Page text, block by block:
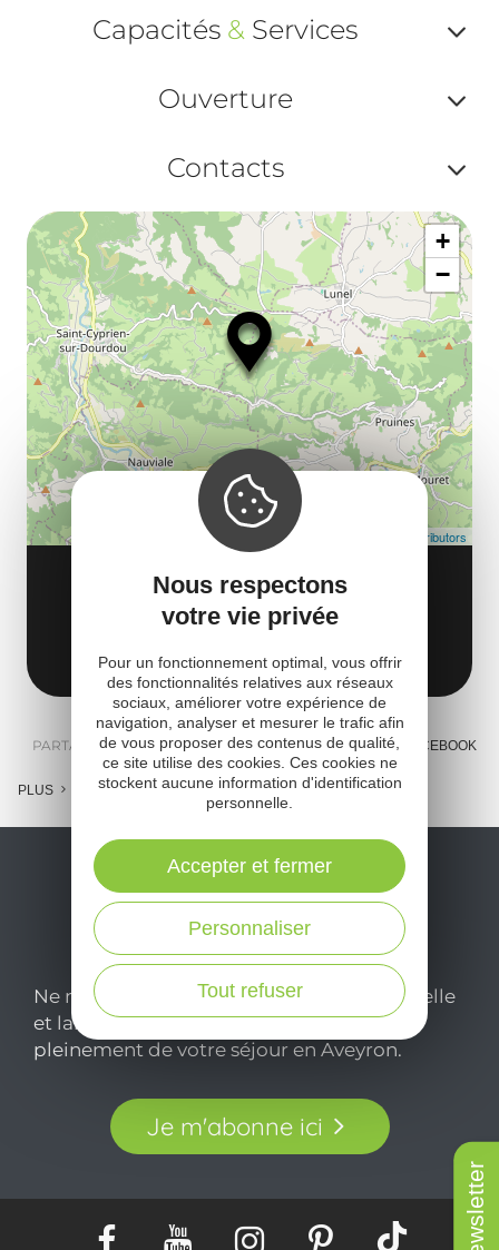
Newsletter
ou
Capacités & Services
ou
Ouverture
ou
et
Contacts
ou
FERME MOULINI
750 route de Pélegry
+
−
Leaflet | Map data © OpenStreetMap contributors
PARTAGER : E-MAIL MESSENGER FACEBOOK
PLUS
Ne manquez pas notre newsletter mensuelle
et laissez-vous inspirer pour profiter
pleinement de votre séjour en Aveyron.
Je m'abonne ici
Nous respectons
votre vie privée
Pour un fonctionnement optimal, vous offrir
des fonctionnalités relatives aux réseaux
sociaux, améliorer votre expérience de
navigation, analyser et mesurer le trafic afin
de vous proposer des contenus de qualité,
ce site utilise des cookies. Ces cookies ne
stockent aucune information d'identification
personnelle.
Tout refuser
Personnaliser
Accepter et fermer